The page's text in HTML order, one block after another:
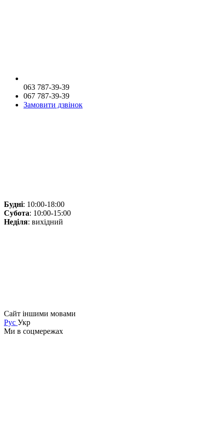
063 787-39-39
067 787-39-39
Замовити дзвінок
Будні: 10:00-18:00
Субота: 10:00-15:00
Неділя: вихідний
Сайт іншими мовами
Рус Укр
Ми в соцмережах